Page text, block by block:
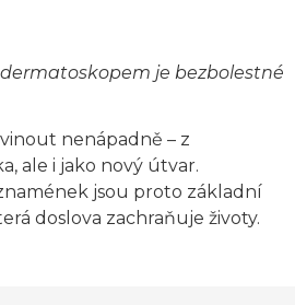
je bezbolestné
nenápadně – z
ale i jako nový útvar.
jsou proto základní
doslova zachraňuje životy.